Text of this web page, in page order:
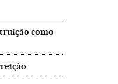
como